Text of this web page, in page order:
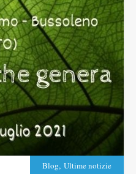
Blog, Ultime notizie